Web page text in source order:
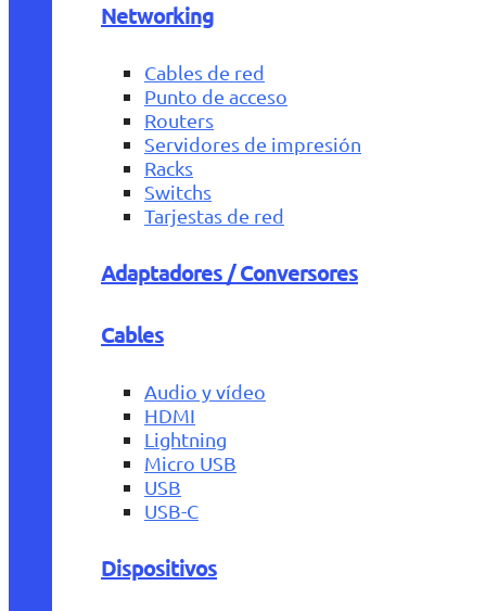
Networking
Cables de red
Punto de acceso
Routers
Servidores de impresión
Racks
Switchs
Tarjestas de red
Adaptadores / Conversores
Cables
Audio y vídeo
HDMI
Lightning
Micro USB
USB
USB-C
Dispositivos